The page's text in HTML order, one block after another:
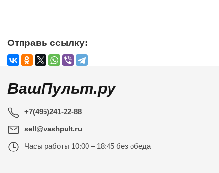
Отправь ссылку:
ВашПульт.ру
+7(495)241-22-88
sell@vashpult.ru
Часы работы 10:00 – 18:45 без обеда